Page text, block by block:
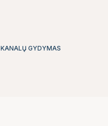
GYDYMAS